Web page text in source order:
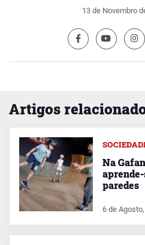
13 de Novembro
Artigos
Na
paredes
6 de